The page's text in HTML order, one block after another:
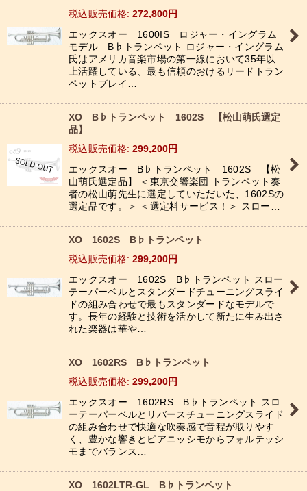
絞り込む
税込
: 272,800円
エックスオー 1600IS ロジャー・イングラム
モデル B♭トランペット ロジャー・イングラム
氏はアメリカ音楽市場の第一線において35年以
上活躍している、最も信頼のおけるリードトラン
ペットプレイ…
XO B♭トランペット 1602S 【松山萌氏選定
品】
税込
: 299,200円
エックスオー B♭トランペット 1602S 【松
山萌氏選定品】 ＜東京交響楽団 トランペット奏
者の松山萌先生に選定していただいた、1602Sの
選定品です。＞ ＜選定料サービス！＞ スロー…
XO 1602S B♭トランペット
税込
: 299,200円
エックスオー 1602S B♭トランペット スロー
テーパーベルとスタンダードチューニングスライ
ドの組み合わせで最もスタンダードなモデルで
す。長年の経験と技術を活かして新たに生み出さ
れた楽器は華や…
XO 1602RS B♭トランペット
税込
: 299,200円
エックスオー 1602RS B♭トランペット スロ
ーテーパーベルとリバースチューニングスライド
の組み合わせで快適な吹奏感で音程が取りやす
く、豊かな響きとピアニッシモからフォルテッシ
モまでバランス…
XO 1602LTR-GL B♭トランペット